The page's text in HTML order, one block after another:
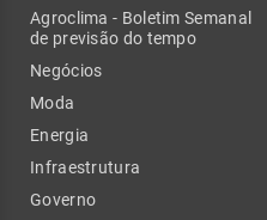
Agroclima - Boletim Semanal
de previsão do tempo
Negócios
Moda
Energia
Infraestrutura
Governo